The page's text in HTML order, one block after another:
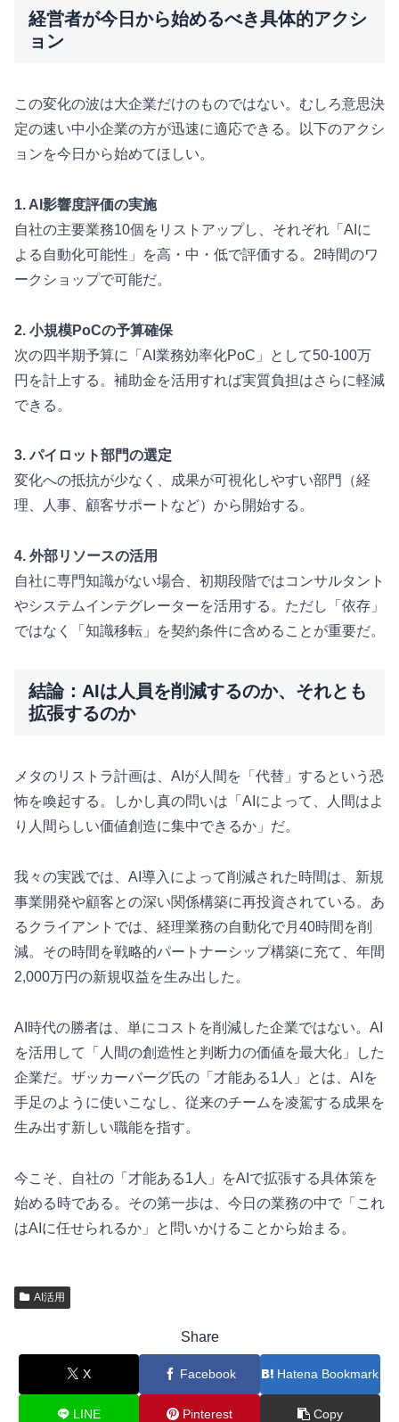
経営者が今日から始めるべき具体的アクシ
ョン
この変化の波は大企業だけのものではない。むしろ意思決
定の速い中小企業の方が迅速に適応できる。以下のアクシ
ョンを今日から始めてほしい。
1. AI影響度評価の実施
自社の主要業務10個をリストアップし、それぞれ「AIに
よる自動化可能性」を高・中・低で評価する。2時間のワ
ークショップで可能だ。
2. 小規模PoCの予算確保
次の四半期予算に「AI業務効率化PoC」として50-100万
円を計上する。補助金を活用すれば実質負担はさらに軽減
できる。
3. パイロット部門の選定
変化への抵抗が少なく、成果が可視化しやすい部門（経
理、人事、顧客サポートなど）から開始する。
4. 外部リソースの活用
自社に専門知識がない場合、初期段階ではコンサルタント
やシステムインテグレーターを活用する。ただし「依存」
ではなく「知識移転」を契約条件に含めることが重要だ。
結論：AIは人員を削減するのか、それとも
拡張するのか
メタのリストラ計画は、AIが人間を「代替」するという恐
怖を喚起する。しかし真の問いは「AIによって、人間はよ
り人間らしい価値創造に集中できるか」だ。
我々の実践では、AI導入によって削減された時間は、新規
事業開発や顧客との深い関係構築に再投資されている。あ
るクライアントでは、経理業務の自動化で月40時間を削
減。その時間を戦略的パートナーシップ構築に充て、年間
2,000万円の新規収益を生み出した。
AI時代の勝者は、単にコストを削減した企業ではない。AI
を活用して「人間の創造性と判断力の価値を最大化」した
企業だ。ザッカーバーグ氏の「才能ある1人」とは、AIを
手足のように使いこなし、従来のチームを凌駕する成果を
生み出す新しい職能を指す。
今こそ、自社の「才能ある1人」をAIで拡張する具体策を
始める時である。その第一歩は、今日の業務の中で「これ
はAIに任せられるか」と問いかけることから始まる。
AI活用
Share
X Facebook Hatena Bookmark
LINE Pinterest Copy